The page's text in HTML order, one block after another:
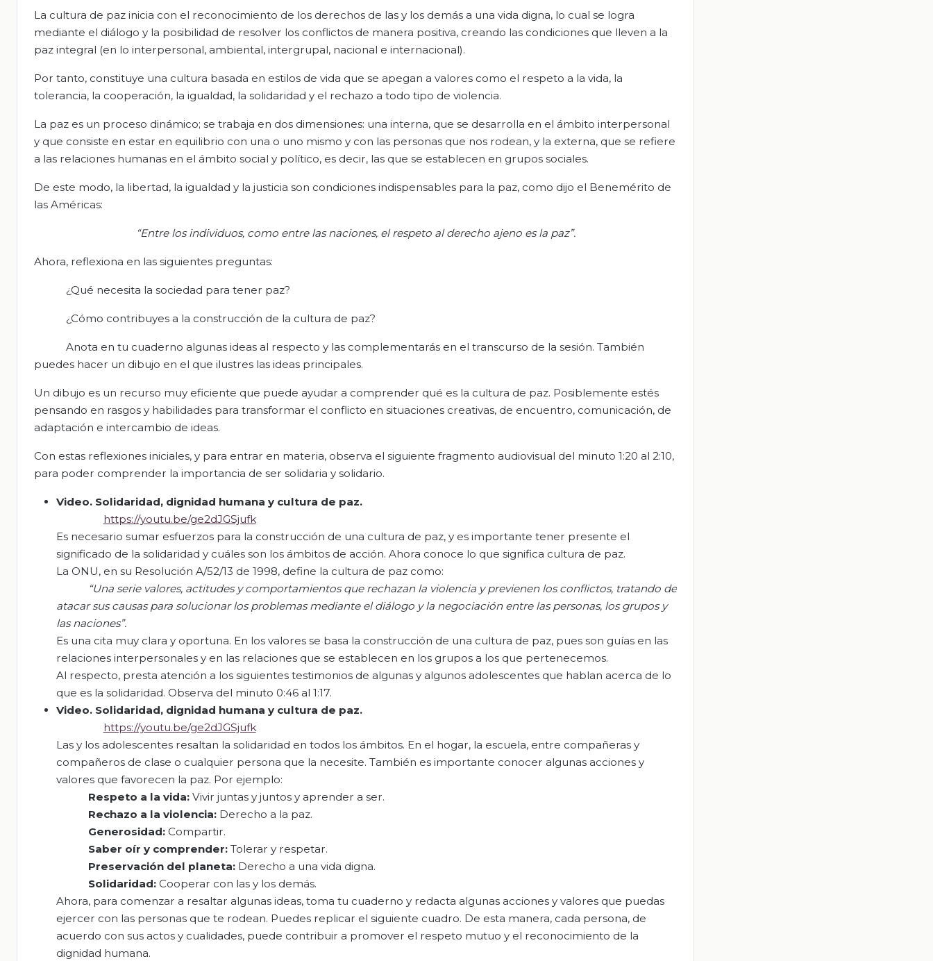
La cultura de paz inicia con el reconocimiento de los derechos de las y los demás a una vida digna, lo cual se logra
mediante el diálogo y la posibilidad de resolver los conflictos de manera positiva, creando las condiciones que lleven a la
paz integral (en lo interpersonal, ambiental, intergrupal, nacional e internacional).
Por tanto, constituye una cultura basada en estilos de vida que se apegan a valores como el respeto a la vida, la
tolerancia, la cooperación, la igualdad, la solidaridad y el rechazo a todo tipo de violencia.
La paz es un proceso dinámico; se trabaja en dos dimensiones: una interna, que se desarrolla en el ámbito interpersonal
y que consiste en estar en equilibrio con una o uno mismo y con las personas que nos rodean, y la externa, que se refiere
a las relaciones humanas en el ámbito social y político, es decir, las que se establecen en grupos sociales.
De este modo, la libertad, la igualdad y la justicia son condiciones indispensables para la paz, como dijo el Benemérito de
las Américas:
“Entre los individuos, comoentre lasnaciones, el respetoal derecho ajenoes la paz”.
Ahora, reflexiona en las siguientes preguntas:
¿Qué necesita la sociedad para tener paz?
¿Cómo contribuyes a la construcción de la cultura de paz?
Anota en tu cuaderno algunas ideas al respecto y las complementarás en el transcurso de la sesión. También
puedes hacer un dibujo en el que ilustres las ideas principales.
Un dibujo es un recurso muy eficiente que puede ayudar a comprender qué es la cultura de paz. Posiblemente estés
pensando en rasgos y habilidades para transformar el conflicto en situaciones creativas, de encuentro, comunicación, de
adaptación e intercambio de ideas.
Con estas reflexiones iniciales, y para entrar en materia, observa el siguiente fragmento audiovisual del minuto 1:20 al 2:10,
para poder comprender la importancia de ser solidaria y solidario.
Video. Solidaridad, dignidad humana y cultura de paz.
https://youtu.be/ge2dJGSjufk
Es necesario sumar esfuerzos para la construcción de una cultura de paz, y es importante tener presente el
significado de la solidaridad y cuáles son los ámbitos de acción. Ahora conoce lo que significa cultura de paz.
La ONU, en su Resolución A/52/13 de 1998, define la cultura de paz como:
“Una serie valores, actitudesycomportamientosque rechazanla violenciayprevienen los conflictos, tratandode
atacarsuscausaspara solucionar los problemas mediante el diálogo y la negociaciónentre las personas, los gruposy
lasnaciones”.
Es una cita muy clara y oportuna. En los valores se basa la construcción de una cultura de paz, pues son guías en las
relaciones interpersonales y en las relaciones que se establecen en los grupos a los que pertenecemos.
Al respecto, presta atención a los siguientes testimonios de algunas y algunos adolescentes que hablan acerca de lo
que es la solidaridad. Observa del minuto 0:46 al 1:17.
Video. Solidaridad, dignidad humana y cultura de paz.
https://youtu.be/ge2dJGSjufk
Las y los adolescentes resaltan la solidaridad en todos los ámbitos. En el hogar, la escuela, entre compañeras y
compañeros de clase o cualquier persona que la necesite. También es importante conocer algunas acciones y
valores que favorecen la paz. Por ejemplo:
Respeto a la vida:Vivir juntas y juntos y aprender a ser.
Rechazo a la violencia:Derecho a la paz.
Generosidad:Compartir.
Saber oír y comprender:Tolerar y respetar.
Preservacióndel planeta:Derecho a una vida digna.
Solidaridad:Cooperar con las y los demás.
Ahora, para comenzar a resaltar algunas ideas, toma tu cuaderno y redacta algunas acciones y valores que puedas
ejercer con las personas que te rodean. Puedes replicar el siguiente cuadro. De esta manera, cada persona, de
acuerdo con sus actos y cualidades, puede contribuir a promover el respeto mutuo y el reconocimiento de la
dignidad humana.